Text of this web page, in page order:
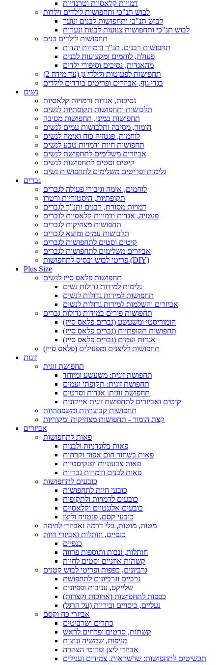
דמויות קלאסיות וטרנדיות
לבוש תנ"כי ותחפושות לילדים וילדות
לבוש תנ"כי ותחפושות לבנים ונוער
לבוש תנ"כי ותחפושות צנועות לבנות ונערות
תחפושות לילדים בנים
תחפושות רבנים, תנ"ך ודמויות יהדות
פעולה, לוחמים ומקצועות לבנים
מהאגדות, נסיכים וסיפורי ילדים
תחפושות לפעוטות ולילדי גן (עד מידה 2)
בגדי גוף, אביזרים ופריטים בודדים לילדים
נשים
נסיכות, אגדות ודמויות קלאסיות
תלבושות ותחפושות תקופתיות לנשים
תחפושות במיני, תחפושות מסיבה
הומור, מסיבה ותלבושות עמים לנשים
לוחמות, פנטזיה כוח ואימה לנשים
תחפושות חיות ודמויות טבע לנשים
אביזרים משלימים לתחפושת לנשים
קיטים וסטים לתחפושות לנשים
גלימות ופריטים משלימים לתחפושות נשים
גברים
לוחמים, אימה וגיבורי פעולה לגברים
תקופתיות, היסטוריות ורטרו
דמויות מסורת, רבנים ותנ"ך לגברים
פנטזיה, אגדות ודמויות קלאסיות לגברים
תחפושות מצחיקות לגברים
תלבושות עמים ומוצא לגברים
קיטים וסטים לתחפושות לגברים
אביזרים משלימים לתחפושות לגברים
פריטי לבוש ובסיס לתחפושות (DIY)
Plus Size
תחפושות פלאס סייז לנשים
גלימות למידות גדולות נשים
תחפושות למידות גדולות לנשים
אביזרים והשלמות למידות גדולות לנשים
תחפושות פורים במידות גדולות גברים
הומוריסטי ומשעשע (גברים פלאס סייז)
תחפושות תקופתיות (גברים פלאס סייז)
אגדות ועמים (גברים פלאס סייז)
תחפושות לליצנים ומפעילים (פלאס סייז)
זוגות
תחפושת זוגית
תחפושת זוגית: משעשע ומיוחד
תחפושת זוגית: תקופתי ועמים
תחפושת זוגית: אגדות וסרטים
קיטים ואביזרים לתחפושת זוגית אייקונית
תחפושות קבוצתיות ומשפחתיות
קצת הומור - תחפושות מצחיקות ומקוריות
אביזרים
פאות לתחפושות
פאות בלונדניות ולבנות
פאות בשחור חום אפור וקרחות
פאות צבעוניות ופנקיסטיות
פאות לבנים ודמויות גבריות
כובעים לתחפושות
כובעי חיות לתחפושות
כובעים לדמויות ולתקופות
כובעים אלגנטיים וקלאסיים
כובעי קסם, פנטזיה וליצן
מטות, מוטות, כלי דרמה ואביזרי לחימה
כנפיים, חותלות ואביזרי חיות
כנפיים
חותלות, זנבות ותוספות פרווה
קשתות אוזניים וסטים לחיות
גרביונים, כפפות ופריטי לבוש קטנים
גרביים וגרביונים לתחפושת
שלייקס, עניבות ופפיונים
כפפות לתחפושות (ארוכות וקצרות)
נעליים, כיסויים וביריות (על הרגל)
אביזרי כח וקסם
כתרים ושרביטים
קשתות, סרטים ופרחים לראש
מניפות, שמשיה ונוצות
אביזרי ליצן ופריטי הצהרה
תכשיטים לתחפושות: שרשראות, צמידים ועגילים